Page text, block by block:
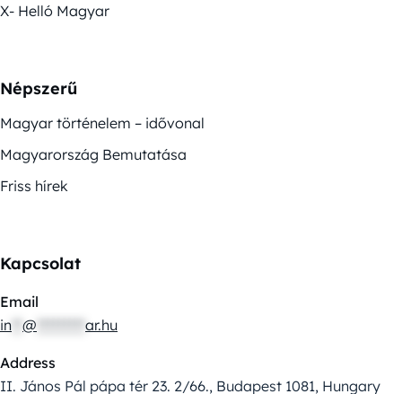
X- Helló Magyar
Népszerű
Magyar történelem – idővonal
Magyarország Bemutatása
Friss hírek
Kapcsolat
Email
in @ ar.hu
Address
II. János Pál pápa tér 23. 2/66., Budapest 1081, Hungary